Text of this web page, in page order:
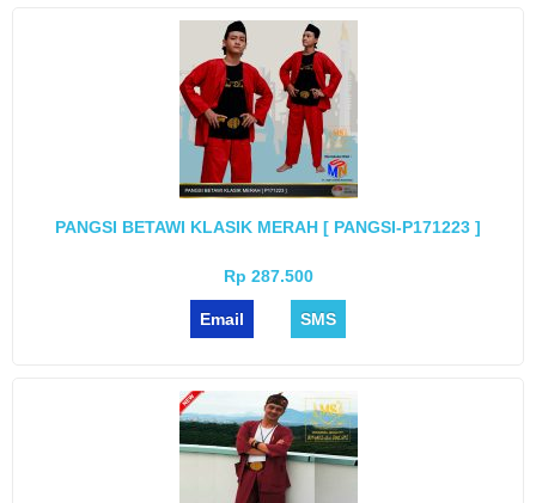
PANGSI BETAWI KLASIK MERAH [ PANGSI-P171223 ]
Rp 287.500
Email SMS